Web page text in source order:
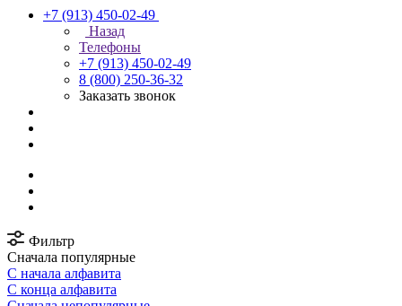
+7 (913) 450-02-49
Назад
Телефоны
+7 (913) 450-02-49
8 (800) 250-36-32
Заказать звонок
Фильтр
Сначала популярные
С начала алфавита
С конца алфавита